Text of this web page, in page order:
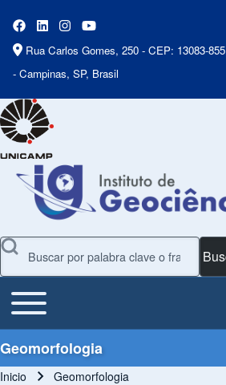
Rua Carlos Gomes, 250 - CEP: 13083-855
- Campinas, SP, Brasil
Buscar
Main Menu
Toggle main menu
Geomorfologia
Inicio Geomorfologia